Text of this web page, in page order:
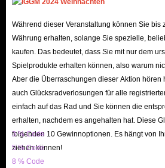
Reichtum an bereits vorhandenen
wurden speziell für Spieler
zeitaufwendigen Prozess des
einer Armee von Grund auf
Konten verfügen nicht nur über
Verteidigungen und Helden, die
Spielern auch, sofort an
Clankriegen und der Legenden-
Während dieser Veranstaltung können Sie bis
Währung erhalten, solange Sie spezielle,
kaufen. Das bedeutet, dass Sie mit nur dem
Spielprodukte erhalten können, also warum
Aber die Überraschungen dieser Aktion hören
auch Glücksradverlosungen für alle
einfach auf das Rad und Sie können die
erhalten, nachdem es angehalten hat. Diese
folgenden 10 Gewinnoptionen. Es hängt von
ziehen können!
3 % Code
5 % Code
8 % Code